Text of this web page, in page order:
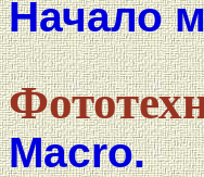
Начало
Macro.